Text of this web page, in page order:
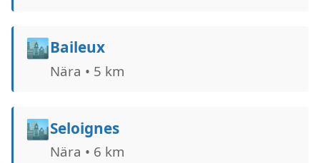
🏙️Baileux
Nära • 5 km
🏙️Seloignes
Nära • 6 km